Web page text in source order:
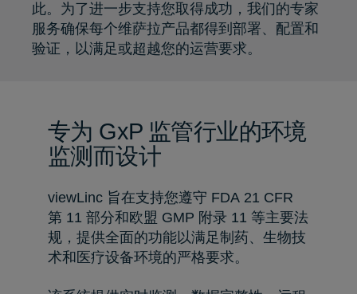
此。为了进一步支持您取得成功，我们的专家
服务确保每个维萨拉产品都得到部署、配置和
验证，以满足或超越您的运营要求。
专为 GxP 监管行业的环境
监测而设计
viewLinc 旨在支持您遵守 FDA 21 CFR
第 11 部分和欧盟 GMP 附录 11 等主要法
规，提供全面的功能以满足制药、生物技
术和医疗设备环境的严格要求。